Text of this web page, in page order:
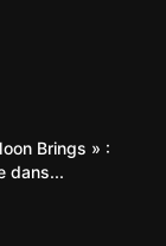
Brings » :
dans...